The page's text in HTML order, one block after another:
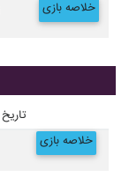
خلاصه بازی
تاریخ
خلاصه بازی